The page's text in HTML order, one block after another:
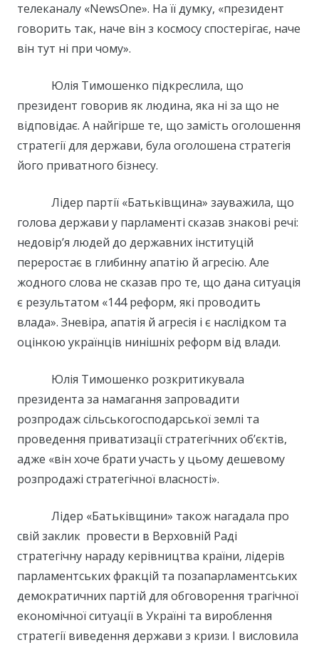
телеканалу «NewsOne». На її думку, «президент
говорить так, наче він з космосу спостерігає, наче
він тут ні при чому».
Юлія Тимошенко підкреслила, що
президент говорив як людина, яка ні за що не
відповідає. А найгірше те, що замість оголошення
стратегії для держави, була оголошена стратегія
його приватного бізнесу.
Лідер партії «Батьківщина» зауважила, що
голова держави у парламенті сказав знакові речі:
недовір’я людей до державних інституцій
переростає в глибинну апатію й агресію. Але
жодного слова не сказав про те, що дана ситуація
є результатом «144 реформ, які проводить
влада». Зневіра, апатія й агресія і є наслідком та
оцінкою українців нинішніх реформ від влади.
Юлія Тимошенко розкритикувала
президента за намагання запровадити
розпродаж сільськогосподарської землі та
проведення приватизації стратегічних об’єктів,
адже «він хоче брати участь у цьому дешевому
розпродажі стратегічної власності».
Лідер «Батьківщини» також нагадала про
свій заклик провести в Верховній Раді
стратегічну нараду керівництва країни, лідерів
парламентських фракцій та позапарламентських
демократичних партій для обговорення трагічної
економічної ситуації в Україні та вироблення
стратегії виведення держави з кризи. І висловила